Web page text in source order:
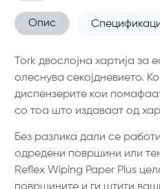
Опис
Tork двослојна хартија за
олеснува секојдневието.
диспензерите кои
со тоа што издаваат од
Без разлика дали се
одредени површини или
Reflex Wiping Paper Plus
површините и ги штити